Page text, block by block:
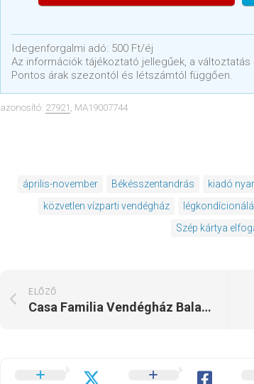
Idegenforgalmi adó: 500 Ft/éj
Az információk tájékoztató jellegűek, a
Pontos árak szezontól és létszámtól függően.
azonosító: 27921 , MA19007744
április-november Békésszentandrás kiadó
közvetlen vízparti vendégház
Szép kártya
ELŐZŐ
Casa Familia Vendégház Balatonfüred